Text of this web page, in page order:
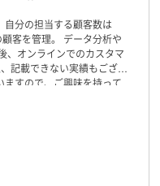
自分の担当する顧客数は
客を管理。
データ分析や
、オンラインでのカスタマ
記載できない実績もござい
すので、ご興味を持って
。
きます。急ぎの案件等も
仕事が入っている場合は
とです！